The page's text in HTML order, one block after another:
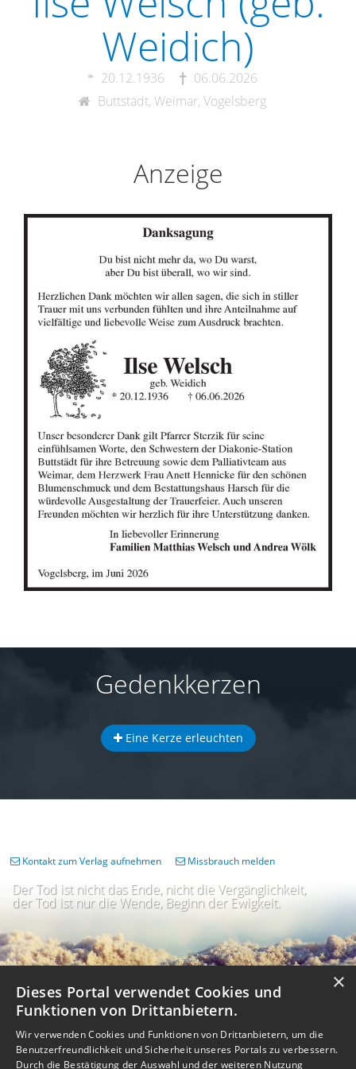
Weidich)
20.12.1936
06.06.2026
Buttstädt, Weimar, Vogelsberg
Anzeige
Gedenkkerzen
Eine Kerze erleuchten
Der Tod ist nicht das Ende, nicht die Vergänglichkeit,
der Tod ist nur die Wende, Beginn der Ewigkeit.
Kontakt zum Verlag aufnehmen Missbrauch melden
×
Dieses Portal verwendet Cookies und
Funktionen von Drittanbietern.
Wir verwenden Cookies und Funktionen von Drittanbietern, um die
Benutzerfreundlichkeit und Sicherheit unseres Portals zu verbessern.
Durch die Bestätigung der Auswahl und der weiteren Nutzung